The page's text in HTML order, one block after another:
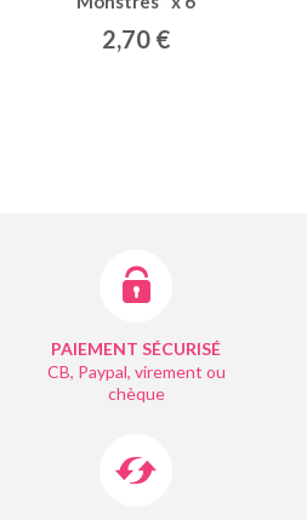
2,70 €
PAIEMENT SÉCURISÉ
CB, Paypal, virement ou
chèque